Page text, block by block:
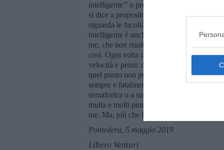
intelligente” o presunto tale. Le macchine
si dice a proposito degli uomini e di Dio.
riguarda le facoltà cerebrali umane, c’è
intelligente è anche furba e viceversa. Poi
me, che non risultano nessuna delle due.
così. Ogni volta che arrivo in auto ad un
velocità e pensi: ce la faccio, ce la faccio,
quel punto non puoi mica inchiodare nel
sempre e fatalmente il diavolo rosso.
semaforica o a suo corredo, ti riprende,
multa e molti punti in meno sulla patente.
me. Ma, più che furbo, è stronzo come
Pontedera, 5 maggio 2019
Libero Venturi